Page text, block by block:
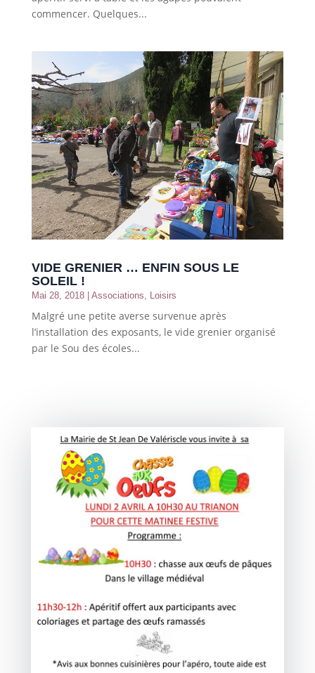
commencer. Quelques...
VIDE GRENIER … ENFIN SOUS LE
SOLEIL !
Mai 28, 2018| Associations, Loisirs
Malgré une petite averse survenue après
l’installation des exposants, le vide grenier organisé
par le Sou des écoles...